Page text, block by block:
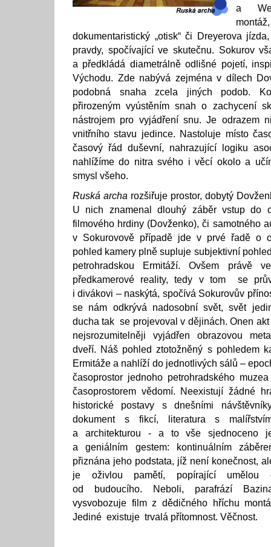
a
dokumentaristický „otisk“ či Dreyerova
pravdy, spočívající ve skutečnu. Sokurov
a předkládá diametrálně odlišné pojetí,
Východu. Zde nabývá zejména v dílech
podobná snaha zcela jiných podob.
přirozeným vyústěním snah o zachycení
nástrojem pro vyjádření snu. Je odrazem
vnitřního stavu jedince. Nastoluje místo
časový řád duševní, nahrazující logiku
nahlížíme do nitra svého i věcí okolo a
smysl všeho.
Ruská archa rozšiřuje prostor, dobytý
U nich znamenal dlouhý záběr vstup do
filmového hrdiny (Dovženko), či samotného
v Sokurovově případě jde v prvé řadě o
pohled kamery plně supluje subjektivní
petrohradskou Ermitáží. Ovšem právě
předkamerové reality, tedy v tom se
i divákovi – naskýtá, spočívá Sokurovův
se nám odkrývá nadosobní svět, svět
ducha tak se projevoval v dějinách. Onen
nejsrozumitelněji vyjádřen obrazovou
dveří. Náš pohled ztotožněný s pohledem
Ermitáže a nahlíží do jednotlivých sálů –
časoprostor jednoho petrohradského
časoprostorem vědomí. Neexistují žádné
historické postavy s dnešními
dokument s fikcí, literatura s
a architekturou - a to vše sjednoceno
a geniálním gestem: kontinuálním
přiznána jeho podstata, jíž není konečnost,
je oživlou pamětí, popírající umělou
od budoucího. Neboli, parafrází
vysvobozuje film z dědičného hříchu
Jediné existuje trvalá přítomnost. Věčnost.